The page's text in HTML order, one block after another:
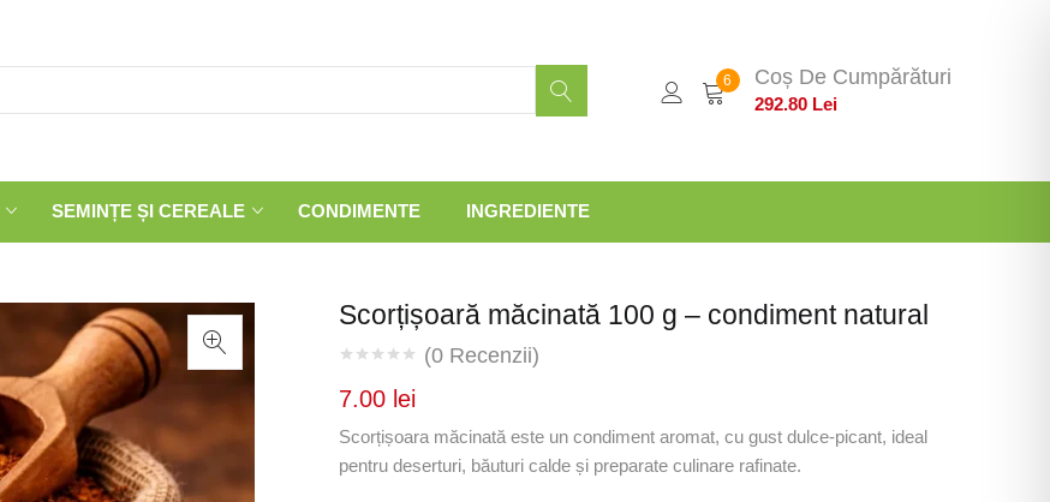
6 Coș De Cumpărături
292.80 Lei
SEMINȚE ȘI CEREALE CONDIMENTE INGREDIENTE
Scorțișoară măcinată 100 g – condiment natural
(0 Recenzii)
7.00 lei
Scorțișoara măcinată este un condiment aromat, cu gust dulce-picant, ideal
pentru deserturi, băuturi calde și preparate culinare rafinate.